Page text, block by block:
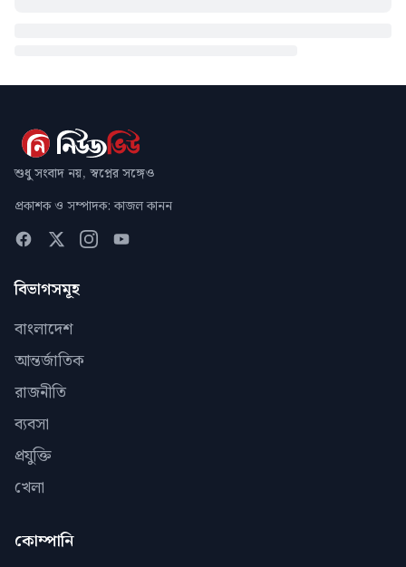
শুধু সংবাদ নয়, স্বপ্নের সঙ্গেও
প্রকাশক ও সম্পাদক: কাজল কানন
বিভাগসমূহ
বাংলাদেশ
আন্তর্জাতিক
রাজনীতি
ব্যবসা
প্রযুক্তি
খেলা
কোম্পানি